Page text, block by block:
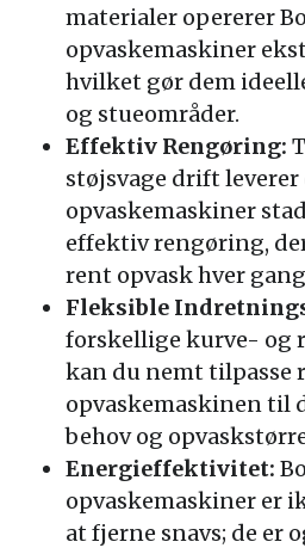
materialer opererer
opvaskemaskiner
hvilket gør dem
og stueområder.
Effektiv Rengøring:
støjsvage drift leverer
opvaskemaskiner
effektiv rengøring,
rent opvask hver
Fleksible
forskellige kurve- og
kan du nemt tilpasse
opvaskemaskinen til
behov og
Energieffektivitet:
opvaskemaskiner er
at fjerne snavs; de er